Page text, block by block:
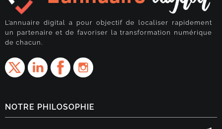
L’annuaire digital a pour objectif de localiser rapidement
un partenaire et de favoriser la transformation numérique
de chacun.
NOTRE PHILOSOPHIE